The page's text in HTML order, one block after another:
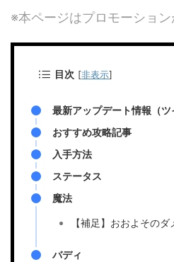
※本ページはプロモーショ
目次 [非表示]
最新アップデート情報（ツ
おすすめ攻略記事
入手方法
ステータス
魔法
【補足】おおよその
バディ